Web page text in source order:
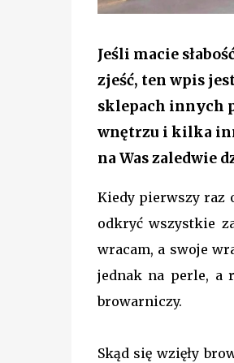
Jeśli macie
zjeść, ten wpis
sklepach innych
wnętrzu i kilka
na Was zaledwie
Kiedy pierwszy raz
odkryć wszystkie
wracam, a swoje
jednak na perle, a
browarniczy.
Skąd się wzięły